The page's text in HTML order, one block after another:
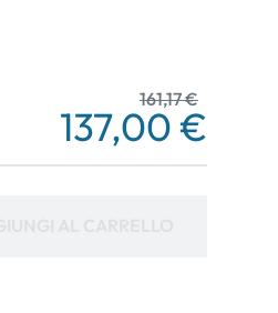
161,17 €
137,00 €